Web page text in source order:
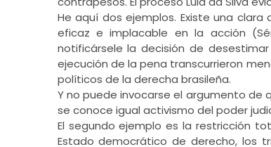
He aquí dos ejemplos. Existe una
eficaz e implacable en la acción
notificársele la decisión de
ejecución de la pena transcurrieron
políticos de la derecha brasileña.
Y no puede invocarse el argumento
se conoce igual activismo del poder
El segundo ejemplo es la restricción
Estado democrático de derecho, los